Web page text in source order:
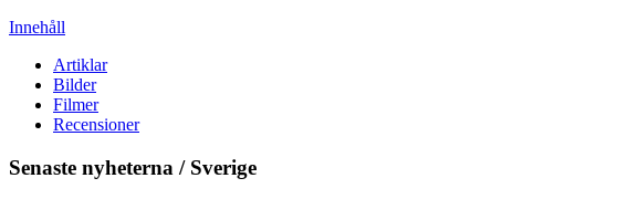
Innehåll
Artiklar
Bilder
Filmer
Recensioner
Senaste nyheterna / Sverige